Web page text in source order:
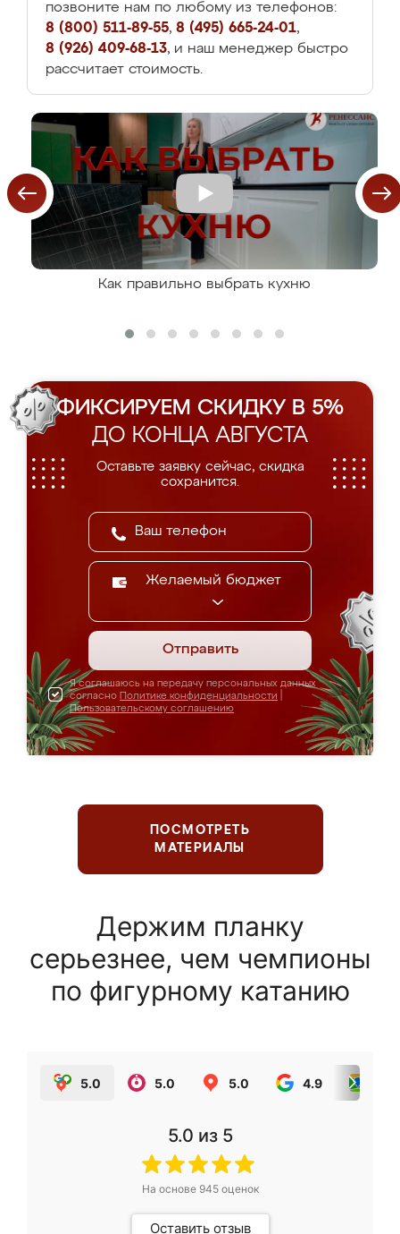
позвоните нам по любому из телефонов:
8 (800) 511-89-55, 8 (495) 665-24-01,
8 (926) 409-68-13, и наш менеджер быстро
рассчитает стоимость.
Как правильно выбрать кухню
ФИКСИРУЕМ СКИДКУ В 5%
ДО КОНЦА АВГУСТА
Оставьте заявку сейчас, скидка
сохранится.
Желаемый бюджет
Отправить
Я соглашаюсь на передачу персональных данных
согласно Политике конфиденциальности
Пользовательскому соглашению
ПОСМОТРЕТЬ
МАТЕРИАЛЫ
Держим планку
серьезнее, чем чемпионы
по фигурному катанию
5.0 5.0 5.0 4.9
5.0 из 5
На основе 945оценок
Оставить отзыв